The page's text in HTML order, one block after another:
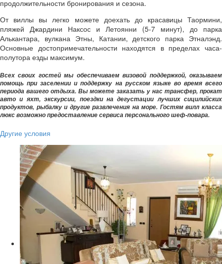
продолжительности бронирования и сезона.
От виллы вы легко можете доехать до красавицы Таормини,
пляжей Джардини Наксос и Летоянни (5-7 минут), до парка
Алькантара, вулкана Этны, Катании, детского парка Этналэнд.
Основные достопримечательности находятся в пределах часа-
полутора езды максимум.
Всех своих гостей мы обеспечиваем визовой поддержкой, оказываем
помощь при заселении и поддержку на русском языке во время всего
периода вашего отдыха. Вы можете заказать у нас трансфер, прокат
авто и яхт, экскурсии, поездки на дегустации лучших сицилийских
продуктов, рыбалку и другие развлечения на море. Гостям вилл класса
люкс возможно предоставление сервиса персонального шеф-повара.
Другие условия